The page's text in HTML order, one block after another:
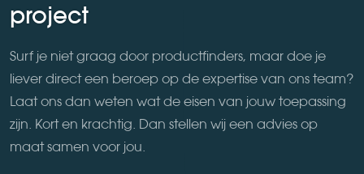
project
Surf je niet graag door productfinders, maar doe je
liever direct een beroep op de expertise van ons team?
Laat ons dan weten wat de eisen van jouw toepassing
zijn. Kort en krachtig. Dan stellen wij een advies op
maat samen voor jou.